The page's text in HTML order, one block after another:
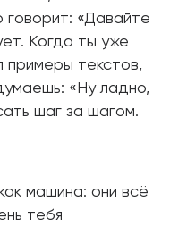
говорит: «Давайте
Когда ты уже
текстов,
«Ну ладно,
шаг за шагом.
машина: они всё
тебя